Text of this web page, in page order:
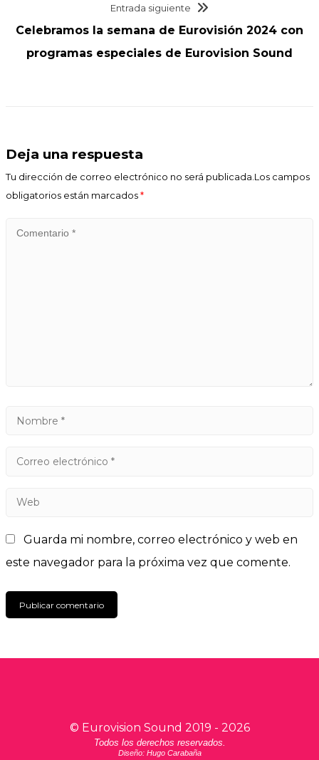
Entrada siguiente
Celebramos la semana de Eurovisión 2024 con
programas especiales de Eurovision Sound
Deja una respuesta
Tu dirección de correo electrónico no será publicada.Los campos
obligatorios están marcados*
Guarda mi nombre, correo electrónico y web en
este navegador para la próxima vez que comente.
© Eurovision Sound 2019 - 2026
Todos los derechos reservados.
Diseño: Hugo Carabaña